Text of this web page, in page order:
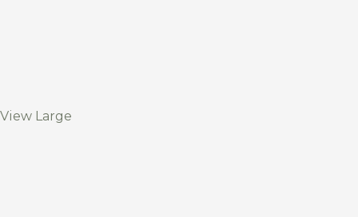
View Large